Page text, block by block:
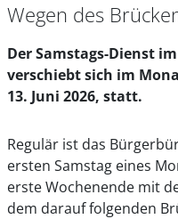
Wegen des
Der Samstags-Dienst
verschiebt sich im
13. Juni 2026, statt.
Regulär ist das
ersten Samstag eines
erste Wochenende mit
dem darauf folgenden